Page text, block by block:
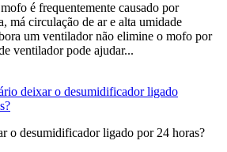
é frequentemente causado por
má circulação de ar e alta umidade
um ventilador não elimine o mofo por
ventilador pode ajudar...
o desumidificador ligado por 24 horas?